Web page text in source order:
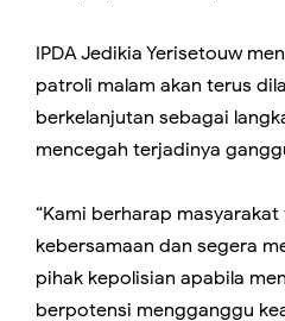
IPDA Jedikia Yerisetouw
patroli malam akan terus
berkelanjutan sebagai
mencegah terjadinya
“Kami berharap
kebersamaan dan segera
pihak kepolisian apabila
berpotensi mengganggu